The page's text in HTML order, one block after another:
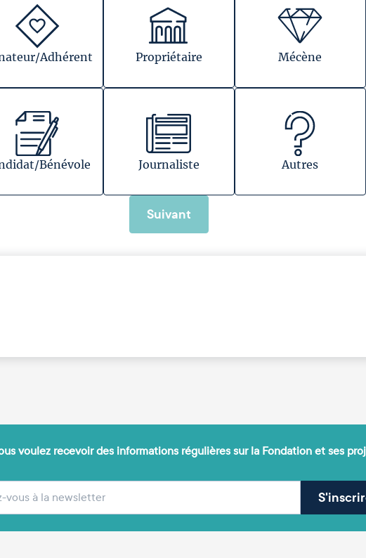
Adhérent Propriétaire Mécène
Bénévole Journaliste Autres
Suivant
voulez recevoir des informations régulières sur la Fondation et ses
e-mail (obligatoire)